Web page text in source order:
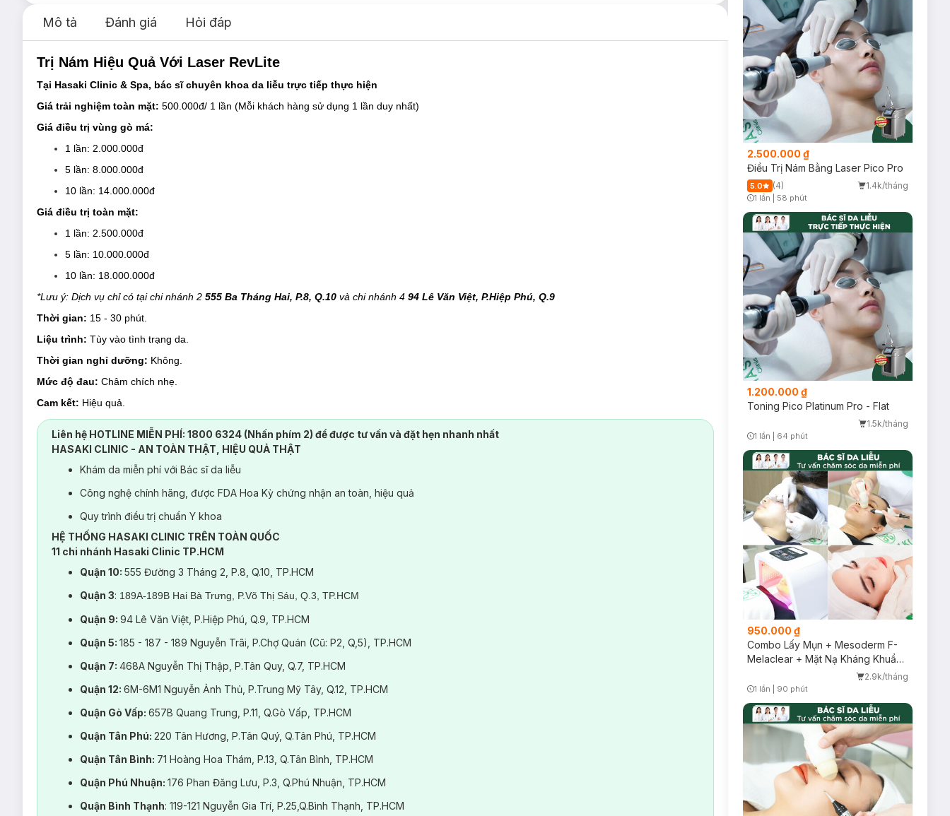
Mô tả Đánh giá Hỏi đáp
Trị Nám Hiệu Quả Với Laser RevLite
Tại Hasaki Clinic & Spa, bác sĩ chuyên khoa da liễu trực tiếp thực hiện
Giá trải nghiệm toàn mặt: 500.000đ/ 1 lần (Mỗi khách hàng sử dụng 1 lần duy nhất)
Giá điều trị vùng gò má:
1 lần: 2.000.000đ
5 lần: 8.000.000đ
10 lần: 14.000.000đ
Giá điều trị toàn mặt:
1 lần: 2.500.000đ
5 lần: 10.000.000đ
10 lần: 18.000.000đ
*Lưu ý: Dịch vụ chỉ có tại chi nhánh 2 555 Ba Tháng Hai, P.8, Q.10 và chi nhánh 4 94 Lê Văn Việt, P.Hiệp Phú, Q.9
Thời gian: 15 - 30 phút.
Liệu trình: Tùy vào tình trạng da.
Thời gian nghỉ dưỡng: Không.
Mức độ đau: Châm chích nhẹ.
Cam kết: Hiệu quả.
Chứng nhận:
Liên hệ HOTLINE MIỄN PHÍ: 1800 6324 (Nhấn phím 2) để được tư vấn và đặt hẹn nhanh nhất
HASAKI CLINIC - AN TOÀN THẬT, HIỆU QUẢ THẬT
Khám da miễn phí với Bác sĩ da liễu
Công nghệ chính hãng, được FDA Hoa Kỳ chứng nhận an toàn, hiệu quả
Quy trình điều trị chuẩn Y khoa
HỆ THỐNG HASAKI CLINIC TRÊN TOÀN QUỐC
11 chi nhánh Hasaki Clinic TP.HCM
Quận 10: 555 Đường 3 Tháng 2, P.8, Q.10, TP.HCM
Quận 3: 189A-189B Hai Bà Trưng, P.Võ Thị Sáu, Q.3, TP.HCM
Quận 9: 94 Lê Văn Việt, P.Hiệp Phú, Q.9, TP.HCM
Quận 5: 185 - 187 - 189 Nguyễn Trãi, P.Chợ Quán (Cũ: P2, Q,5), TP.HCM
Quận 7: 468A Nguyễn Thị Thập, P.Tân Quy, Q.7, TP.HCM
Quận 12: 6M-6M1 Nguyễn Ảnh Thủ, P.Trung Mỹ Tây, Q.12, TP.HCM
Quận Gò Vấp: 657B Quang Trung, P.11, Q.Gò Vấp, TP.HCM
Quận Tân Phú: 220 Tân Hương, P.Tân Quý, Q.Tân Phú, TP.HCM
Quận Tân Bình: 71 Hoàng Hoa Thám, P.13, Q.Tân Bình, TP.HCM
Quận Phú Nhuận: 176 Phan Đăng Lưu, P.3, Q.Phú Nhuận, TP.HCM
Quận Bình Thạnh: 119-121 Nguyễn Gia Trí, P.25,Q.Bình Thạnh, TP.HCM
2.500.000 ₫
Điều Trị Nám Bằng Laser Pico Pro
5.0 (4) 1.4k/tháng
Timer Gray Icon
1 lần 58 phút
1.200.000 ₫
Toning Pico Platinum Pro - Flat
1.5k/tháng
1 lần 64 phút
950.000 ₫
Combo Lấy Mụn + Mesoderm F-
Melaclear + Mặt Nạ Kháng Khuẩn
2.9k/tháng
Timer Gray Icon
1 lần 90 phút